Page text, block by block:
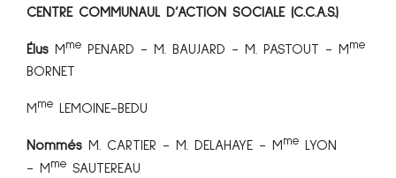
CENTRE COMMUNAUL D’ACTION SOCIALE (C.C.A.S.)
Élus M me PENARD - M. BAUJARD - M. PASTOUT - M me
BORNET
M me LEMOINE-BEDU
Nommés M. CARTIER - M. DELAHAYE - M me
LYON
- M me SAUTEREAU